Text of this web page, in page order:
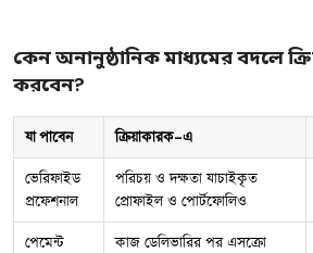
কেন অনানুষ্ঠানিক মাধ্যমের বদলে
করবেন?
যা পাবেন ক্রিয়াকারক-এ
ভেরিফাইড
প্রফেশনাল
পরিচয় ও দক্ষতা যাচাইকৃত
প্রোফাইল ও পোর্টফোলিও
পেমেন্ট
কাজ ডেলিভারির পর এসক্রো